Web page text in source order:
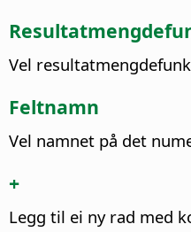
Vel
Feltnamn
Vel namnet på det
+
Legg til ei ny rad med